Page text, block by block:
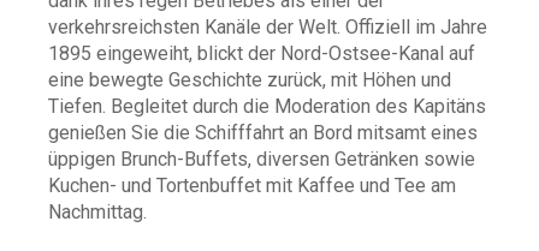
verkehrsreichsten Kanäle der Welt. Offiziell im Jahre
1895 eingeweiht, blickt der Nord-Ostsee-Kanal auf
eine bewegte Geschichte zurück, mit Höhen und
Tiefen. Begleitet durch die Moderation des Kapitäns
genießen Sie die Schifffahrt an Bord mitsamt eines
üppigen Brunch-Buffets, diversen Getränken sowie
Kuchen- und Tortenbuffet mit Kaffee und Tee am
Nachmittag.